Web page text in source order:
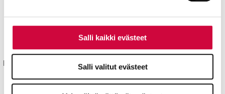
Salli kaikki evästeet
Salli valitut evästeet
Julkisten ja hyvinvointialojen liitto JHL
Käyntiosoite: Sörnäisten rantatie 23, 00500 Helsinki
Kyllä joku hoitaa® sekä isokirjainlyhenne JHL® ovat JHL:lle
rekisteröityjä tavaramerkkejä.